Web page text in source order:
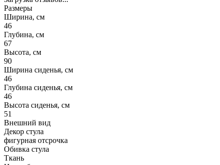
Размеры
Ширина, см
46
Глубина, см
67
Высота, см
90
Ширина сиденья, см
46
Глубина сиденья, см
46
Высота сиденья, см
51
Внешний вид
Декор стула
фигурная отсрочка
Обивка стула
Ткань